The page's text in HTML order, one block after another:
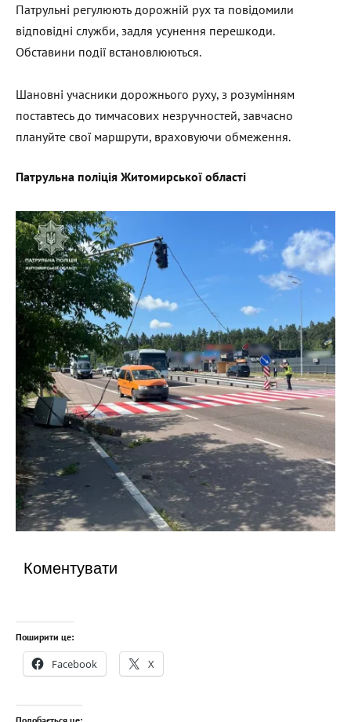
Патрульні регулюють дорожній рух та повідомили
відповідні служби, задля усунення перешкоди.
Обставини події встановлюються.
Шановні учасники дорожнього руху, з розумінням
поставтесь до тимчасових незручностей, завчасно
плануйте свої маршрути, враховуючи обмеження.
Патрульна поліція Житомирської області
Коментувати
Поширити це:
Facebook X